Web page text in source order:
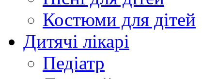
Костюми для дітей
Дитячі лікарі
Педіатр